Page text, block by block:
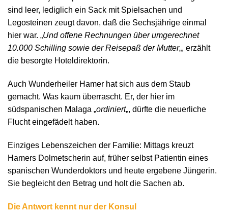
sind leer, lediglich ein Sack mit Spielsachen und
Legosteinen zeugt davon, daß die Sechsjährige einmal
hier war. „Und offene Rechnungen über umgerechnet
10.000 Schilling sowie der Reisepaß der Mutter„, erzählt
die besorgte Hoteldirektorin.
Auch Wunderheiler Hamer hat sich aus dem Staub
gemacht. Was kaum überrascht. Er, der hier im
südspanischen Malaga „ordiniert„, dürfte die neuerliche
Flucht eingefädelt haben.
Einziges Lebenszeichen der Familie: Mittags kreuzt
Hamers Dolmetscherin auf, früher selbst Patientin eines
spanischen Wunderdoktors und heute ergebene Jüngerin.
Sie begleicht den Betrag und holt die Sachen ab.
Die Antwort kennt nur der Konsul